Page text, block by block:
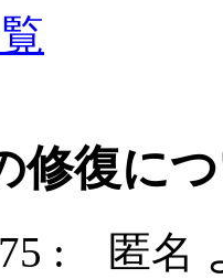
修復に
: 匿名